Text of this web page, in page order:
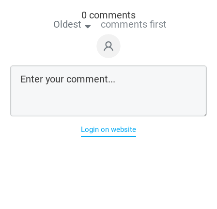
0 comments
Oldest comments first
Login on website